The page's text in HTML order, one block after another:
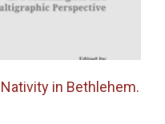
Bethlehem.